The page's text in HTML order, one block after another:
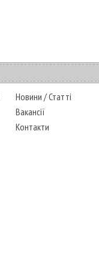
Новини /Статті
Вакансії
Контакти